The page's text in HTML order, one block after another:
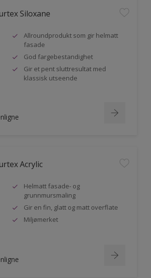
Siloxane
Allroundprodukt som gir helmatt
fasade
God fargebestandighet
Gir et pent sluttresultat med
klassisk utseende
Acrylic
Helmatt fasade- og
grunnmursmaling
Gir en fin, glatt og matt overflate
Miljømerket